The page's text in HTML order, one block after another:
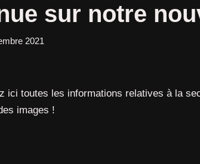
sur notre
2021
ici toutes les informations relatives à la
images !